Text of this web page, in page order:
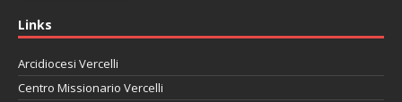
Links
Arcidiocesi Vercelli
Centro Missionario Vercelli